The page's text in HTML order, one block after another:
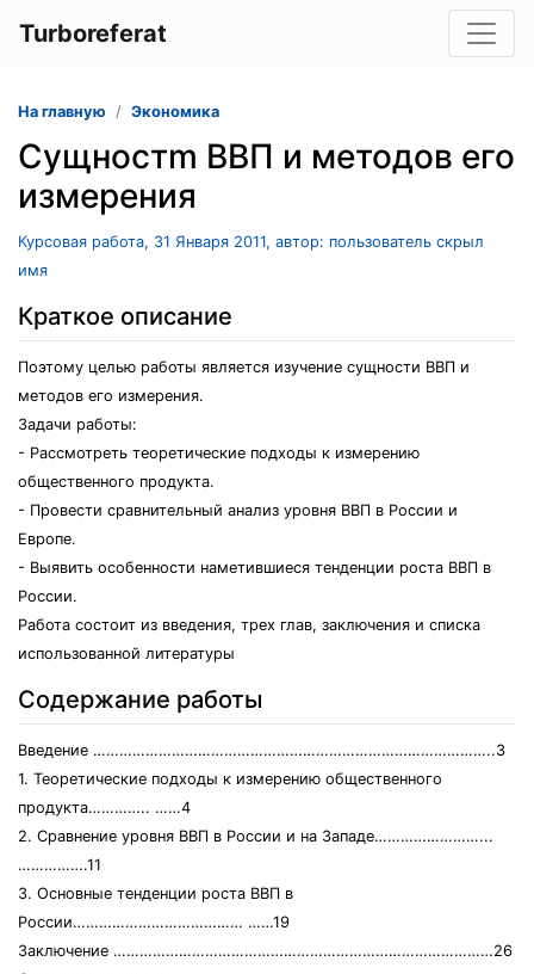
Turboreferat
На главную Экономика
Cущностm ВВП и методов его
измерения
Курсовая работа, 31 Января 2011, автор: пользователь скрыл
имя
Краткое описание
Поэтому целью работы является изучение сущности ВВП и
методов его измерения.
Задачи работы:
- Рассмотреть теоретические подходы к измерению
общественного продукта.
- Провести сравнительный анализ уровня ВВП в России и
Европе.
- Выявить особенности наметившиеся тенденции роста ВВП в
России.
Работа состоит из введения, трех глав, заключения и списка
использованной литературы
Содержание работы
Введение ………………………………………………………………………………..3
1. Теоретические подходы к измерению общественного
продукта………….. ……4
2. Сравнение уровня ВВП в России и на Западе……………………...
…………….11
3. Основные тенденции роста ВВП в
России………………………………… ……19
Заключение ……………………………………………………………………………26